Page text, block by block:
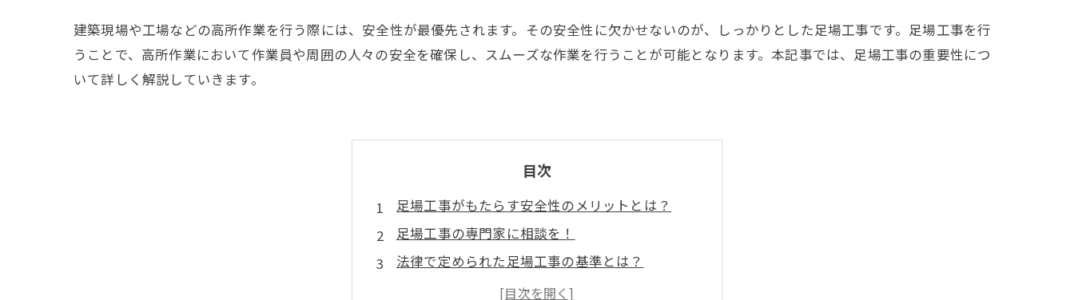
建築現場や工場などの高所作業を行う際には、安全性が最優先されます。その安全性に欠かせないのが、しっかりとした足場工事です。足場工事を行
うことで、高所作業において作業員や周囲の人々の安全を確保し、スムーズな作業を行うことが可能となります。本記事では、足場工事の重要性につ
いて詳しく解説していきます。
目次
足場工事がもたらす安全性のメリットとは？
足場工事の専門家に相談を！
法律で定められた足場工事の基準とは？
確実な足場工事を行うためのポイントとは？